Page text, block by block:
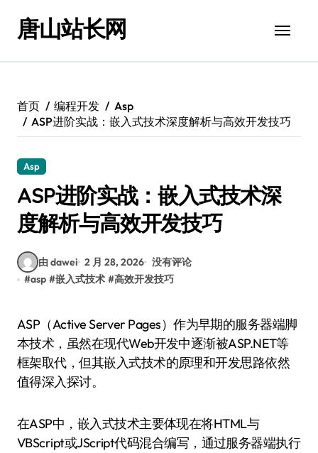
唐山站长网
首页 编程开发
Asp
ASP进阶实战：嵌入式技术深度解析与高效开发技巧
Asp
ASP进阶实战：嵌入式技术深
度解析与高效开发技巧
由 dawei 2 月 28, 2026 没有评论
#asp #嵌入式技术 #高效开发技巧
ASP（Active Server Pages）作为早期的服务器端脚
本技术，虽然在现代Web开发中逐渐被ASP.NET等
框架取代，但其嵌入式技术的原理和开发思路依然
值得深入探讨。
在ASP中，嵌入式技术主要体现在将HTML与
VBScript或JScript代码混合编写，通过服务器端执行